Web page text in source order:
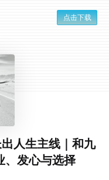
点击下载
人生主线｜和九
、发心与选择